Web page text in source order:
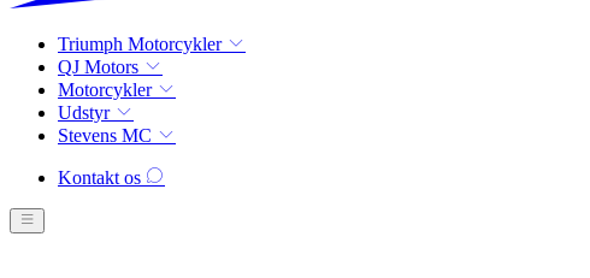
Triumph Motorcykler
QJ Motors
Motorcykler
Udstyr
Stevens MC
Kontakt os